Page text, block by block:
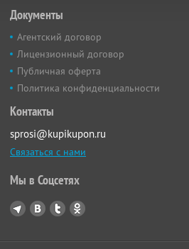
Документы
Агентский договор
Лицензионный договор
Публичная оферта
Политика конфиденциальности
Контакты
sprosi@kupikupon.ru
Связаться с нами
Мы в Соцсетях